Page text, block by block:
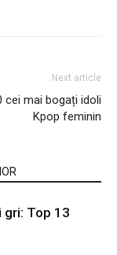
Next article
cei mai bogați idoli
Kpop feminin
gri: Top 13